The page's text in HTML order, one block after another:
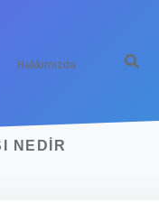
Hakkımızda
NEDIR